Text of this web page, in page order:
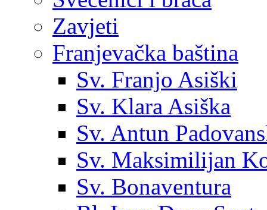
Zavjeti
Franjevačka baština
Sv. Franjo Asiški
Sv. Klara Asiška
Sv. Antun
Sv. Maksimilijan
Sv. Bonaventura